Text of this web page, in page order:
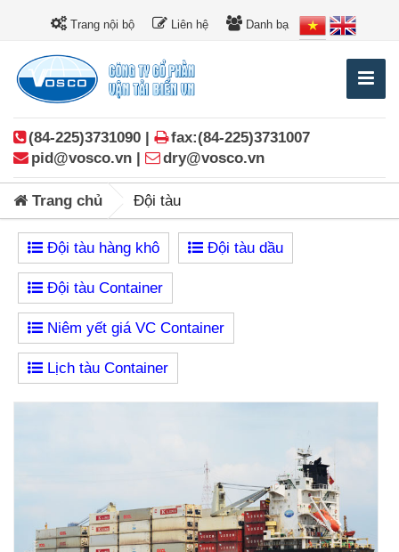
Trang nội bộ Liên hệ Danh bạ
(84-225)3731090 |
fax:(84-225)3731007
pid@vosco.vn |
dry@vosco.vn
Trang chủ Đội tàu
Đội tàu hàng khô Đội tàu dầu
Đội tàu Container
Niêm yết giá VC Container
Lịch tàu Container